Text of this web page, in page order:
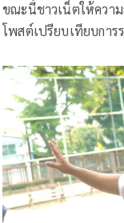
ขณะนี้ชาวเน็ตให้ควา
โพสต์เปรียบเทียบกา